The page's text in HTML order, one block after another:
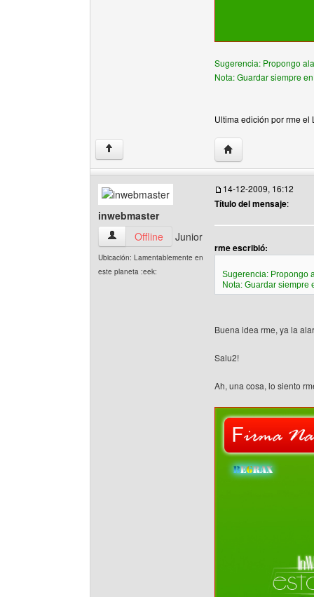
Sugerencia: Propongo
Nota: Guardar siempre
Ultima edición por rme el
↑ Visitar sitio web del
inwebmaster
inwebmaster Ver perfil del usuario
Offline Junior
Ubicación: Lamentablemente en
este planeta :eek:
14-12-2009, 16:12
Título del mensaje:
rme escribió:
Sugerencia: Propongo
Nota: Guardar siempre
Buena idea rme, ya la
Salu2!
Ah, una cosa, lo siento